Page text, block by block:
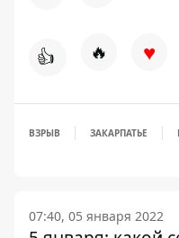
👍 🔥 ♥
ВЗРЫВ ЗАКАРПАТЬЕ
07:40, 05 января 2022